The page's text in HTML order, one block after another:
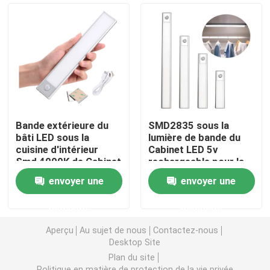
lumière de bande flexible au néon
Lumière de bande au néon de silicone
Lumière de bande flexible de LED
Lumière linéaire d'horizon
Lumière de bijoux de LED
Bande extérieure du
bâti LED sous la
cuisine d'intérieur
Smd 4000K de Cabinet
envoyer une
SMD2835 sous la
lumière de bande du
Cabinet LED 5v
rechargeable pour la
cuisine
envoyer une
Aperçu Au sujet de nous
Contactez-nous
Desktop Site
Plan du site